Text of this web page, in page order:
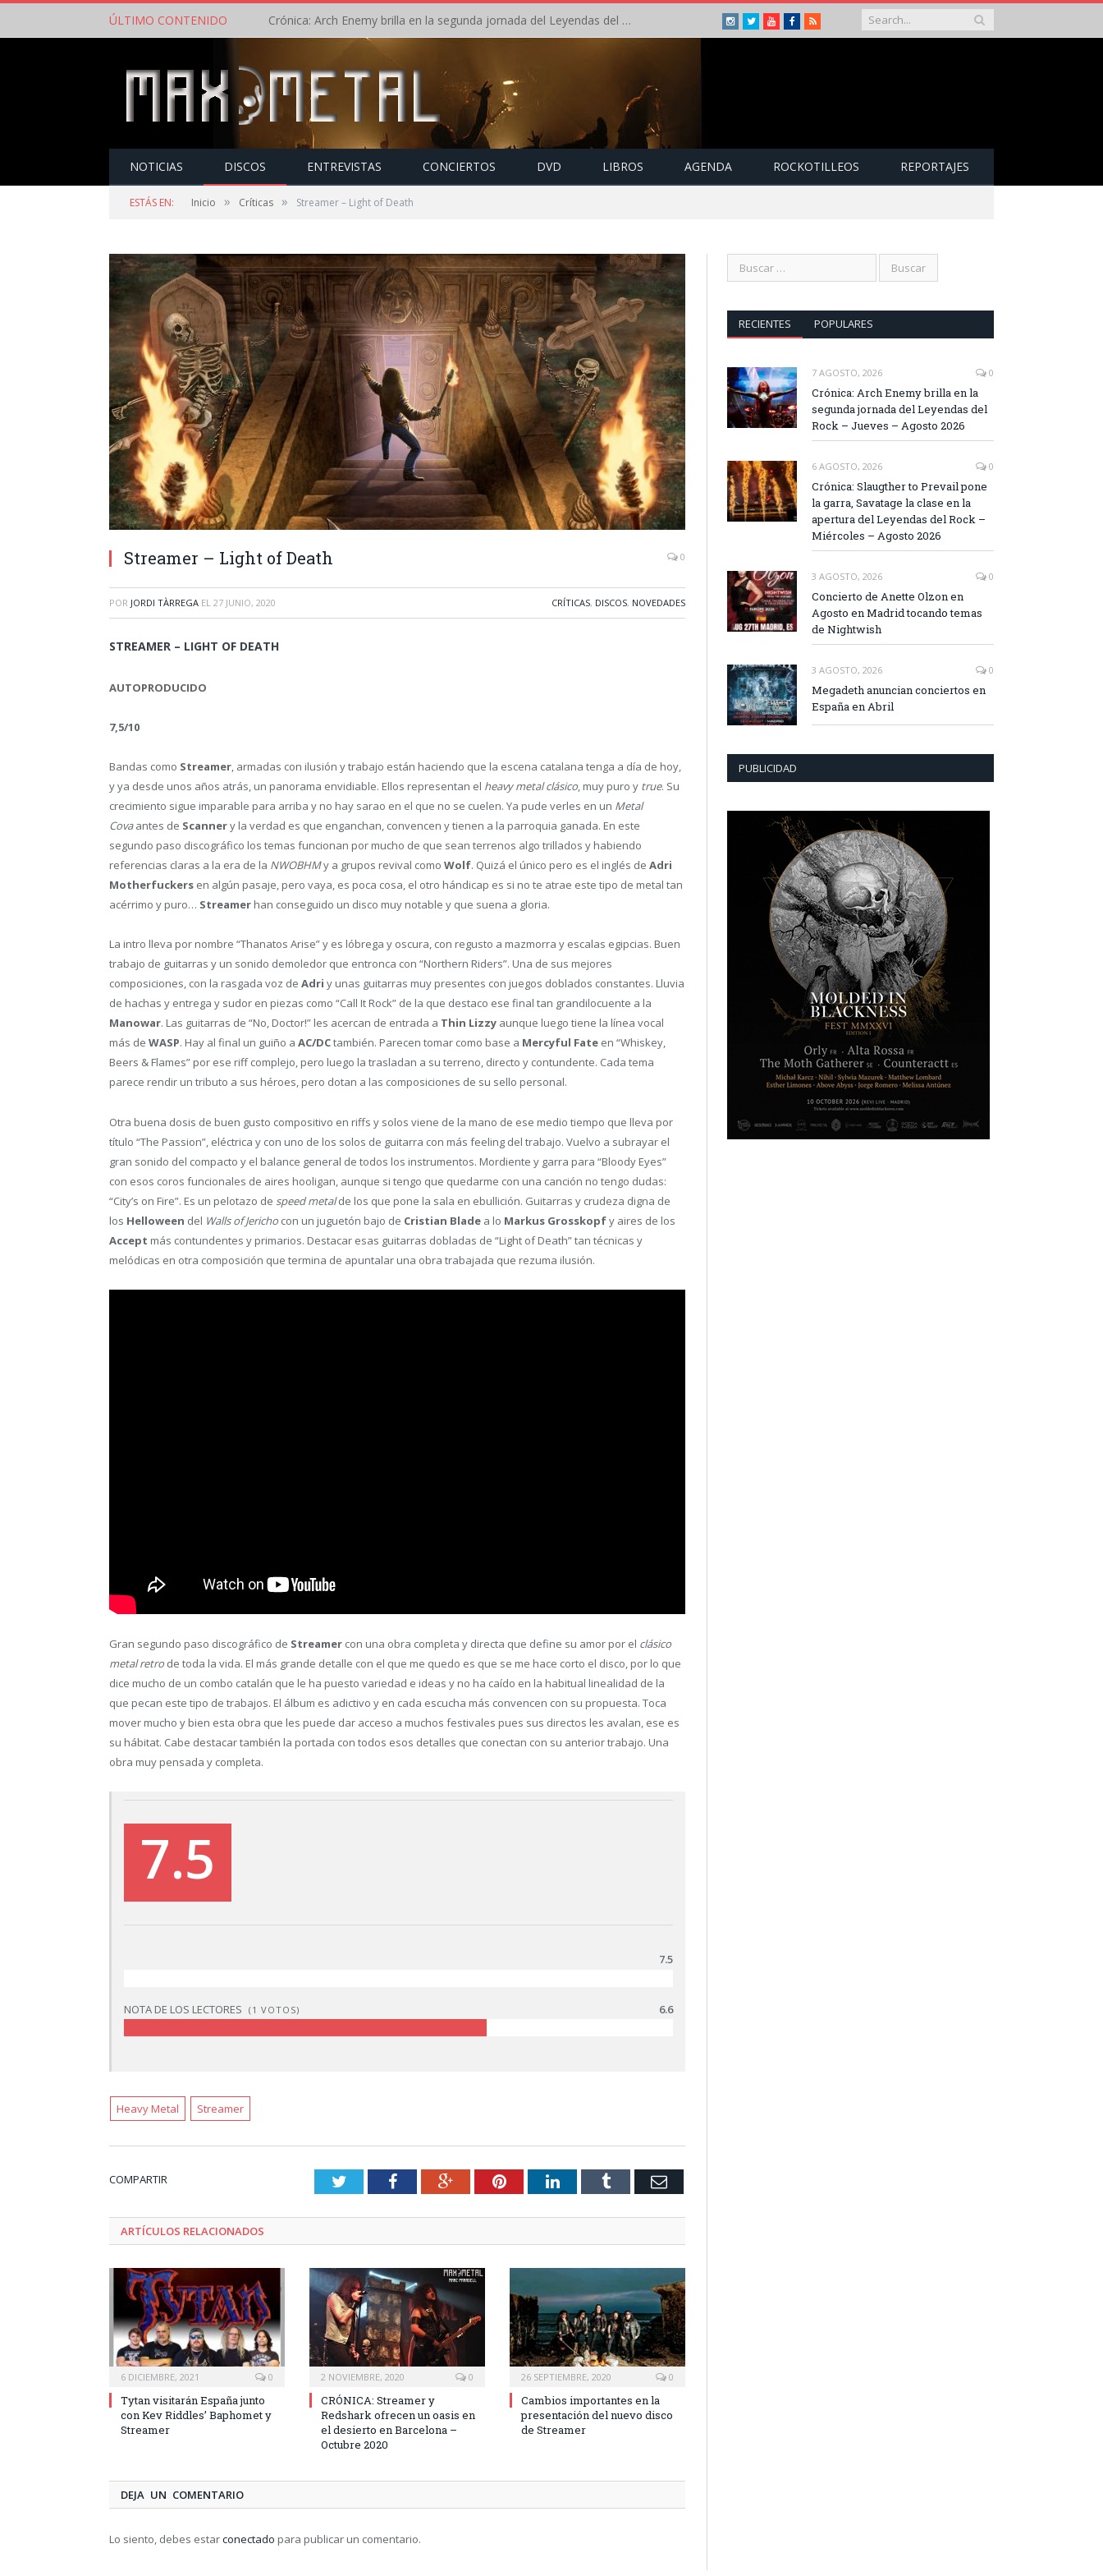
ÚLTIMO CONTENIDO Crónica: Arch Enemy brilla en la segunda jornada del Leyendas del Rock – Jueves – Agosto 2026 Instagram
TwitterYoutubeFacebook
RSS
NOTICIAS DISCOS ENTREVISTAS CONCIERTOS DVD LIBROS AGENDA ROCKOTILLEOS REPORTAJES
ESTÁS EN: Inicio » Críticas » Streamer – Light of Death
Streamer – Light of Death 0
POR JORDI TÀRREGA EL 27 JUNIO, 2020 CRÍTICAS, DISCOS, NOVEDADES
STREAMER – LIGHT OF DEATH
AUTOPRODUCIDO
7,5/10
Bandas como Streamer, armadas con ilusión y trabajo están haciendo que la escena catalana tenga a día de hoy,
y ya desde unos años atrás, un panorama envidiable. Ellos representan el heavy metal clásico, muy puro y true. Su
crecimiento sigue imparable para arriba y no hay sarao en el que no se cuelen. Ya pude verles en un Metal
Covaantes de Scannery la verdad es que enganchan, convencen y tienen a la parroquia ganada. En este
segundo paso discográfico los temas funcionan por mucho de que sean terrenos algo trillados y habiendo
referencias claras a la era de la NWOBHMy a grupos revival como Wolf. Quizá el único pero es el inglés de Adri
Motherfuckers en algún pasaje, pero vaya, es poca cosa, el otro hándicap es si no te atrae este tipo de metal tan
acérrimo y puro… Streamer han conseguido un disco muy notable y que suena a gloria.
La intro lleva por nombre “Thanatos Arise” y es lóbrega y oscura, con regusto a mazmorra y escalas egipcias. Buen
trabajo de guitarras y un sonido demoledor que entronca con “Northern Riders”. Una de sus mejores
composiciones, con la rasgada voz de Adri y unas guitarras muy presentes con juegos doblados constantes. Lluvia
de hachas y entrega y sudor en piezas como “Call It Rock” de la que destaco ese final tan grandilocuente a la
Manowar. Las guitarras de “No, Doctor!” les acercan de entrada a Thin Lizzy aunque luego tiene la línea vocal
más de WASP. Hay al final un guiño a AC/DCtambién. Parecen tomar como base a Mercyful Fate en “Whiskey,
Beers & Flames” por ese riff complejo, pero luego la trasladan a su terreno, directo y contundente. Cada tema
parece rendir un tributo a sus héroes, pero dotan a las composiciones de su sello personal.
Otra buena dosis de buen gusto compositivo en riffs y solos viene de la mano de ese medio tiempo que lleva por
título “The Passion”, eléctrica y con uno de los solos de guitarra con más feeling del trabajo. Vuelvo a subrayar el
gran sonido del compacto y el balance general de todos los instrumentos. Mordiente y garra para “Bloody Eyes”
con esos coros funcionales de aires hooligan, aunque si tengo que quedarme con una canción no tengo dudas:
“City’s on Fire”. Es un pelotazo de speed metalde los que pone la sala en ebullición. Guitarras y crudeza digna de
los Helloween del Walls of Jericho con un juguetón bajo de Cristian Blade a lo Markus Grosskopfy aires de los
Accept más contundentes y primarios. Destacar esas guitarras dobladas de “Light of Death” tan técnicas y
melódicas en otra composición que termina de apuntalar una obra trabajada que rezuma ilusión.
Gran segundo paso discográfico de Streamer con una obra completa y directa que define su amor por el clásico
metal retro de toda la vida. El más grande detalle con el que me quedo es que se me hace corto el disco, por lo que
dice mucho de un combo catalán que le ha puesto variedad e ideas y no ha caído en la habitual linealidad de la
que pecan este tipo de trabajos. El álbum es adictivo y en cada escucha más convencen con su propuesta. Toca
mover mucho y bien esta obra que les puede dar acceso a muchos festivales pues sus directos les avalan, ese es
su hábitat. Cabe destacar también la portada con todos esos detalles que conectan con su anterior trabajo. Una
obra muy pensada y completa.
7.5
7.5
NOTA DE LOS LECTORES (1 VOTOS) 6.6
Heavy Metal Streamer
COMPARTIR TwitterFacebookGoogle+PinterestLinkedInTumblr Email
ARTÍCULOS RELACIONADOS
6 DICIEMBRE, 2021 0
Tytan visitarán España junto
con Kev Riddles’ Baphomet y
Streamer
2 NOVIEMBRE, 2020 0
CRÓNICA: Streamer y
Redshark ofrecen un oasis en
el desierto en Barcelona –
Octubre 2020
26 SEPTIEMBRE, 2020 0
Cambios importantes en la
presentación del nuevo disco
de Streamer
DEJA UN COMENTARIO
Lo siento, debes estarconectado para publicar un comentario.
RECIENTES POPULARES
7 AGOSTO, 2026 0
Crónica: Arch Enemy brilla en la
segunda jornada del Leyendas del
Rock – Jueves – Agosto 2026
6 AGOSTO, 2026 0
Crónica: Slaugther to Prevail pone
la garra, Savatage la clase en la
apertura del Leyendas del Rock –
Miércoles – Agosto 2026
3 AGOSTO, 2026 0
Concierto de Anette Olzon en
Agosto en Madrid tocando temas
de Nightwish
3 AGOSTO, 2026 0
Megadeth anuncian conciertos en
España en Abril
PUBLICIDAD